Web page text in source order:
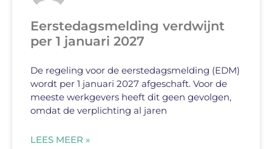
Eerstedagsmelding verdwijnt
per 1 januari 2027
De regeling voor de eerstedagsmelding (EDM)
wordt per 1 januari 2027 afgeschaft. Voor de
meeste werkgevers heeft dit geen gevolgen,
omdat de verplichting al jaren
LEES MEER »